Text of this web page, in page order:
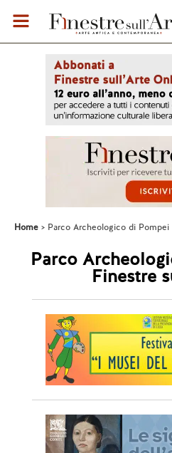
Home Parco Archeologico di
Parco
Finestre